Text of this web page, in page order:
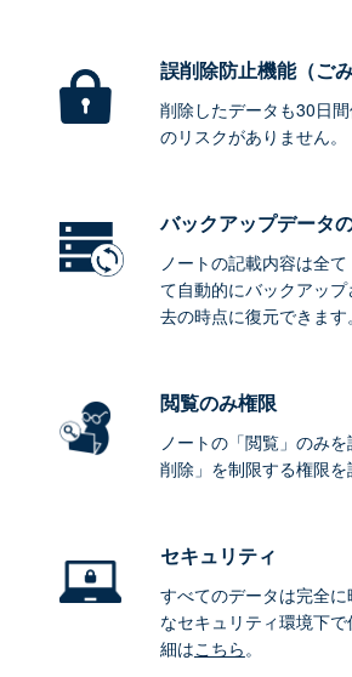
誤削除防止機能（ごみ
削除したデータも30日
のリスクがありません。
バックアップデータ
ノートの記載内容は全
て自動的にバックアッ
去の時点に復元できます。
閲覧のみ権限
ノートの「閲覧」のみ
削除」を制限する権限を
セキュリティ
すべてのデータは完全
なセキュリティ環境下
細はこちら。